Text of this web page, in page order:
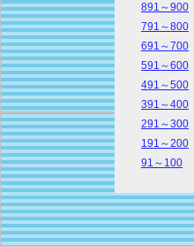
891～900
791～800
691～700
591～600
491～500
391～400
291～300
191～200
91～100